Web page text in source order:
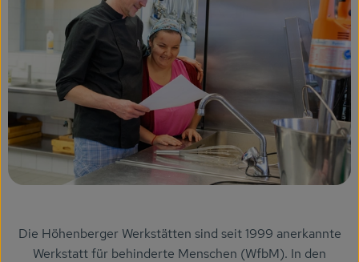
Tiefkühlprodukte
Feinkost
Süßes & Snacks
Naturkost
Getränke
Naturkosmetik
Drogerie
Die Höhenberger Werkstätten sind seit 1999 anerkannte
Werkstatt für behinderte Menschen (WfbM). In den